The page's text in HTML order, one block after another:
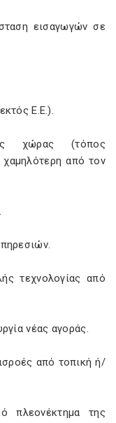
εισαγωγών σε
Ε.Ε.).
χώρας (τόπος
χαμηλότερη από τον
τεχνολογίας από
νέας αγοράς.
από τοπική ή/
πλεονέκτημα της